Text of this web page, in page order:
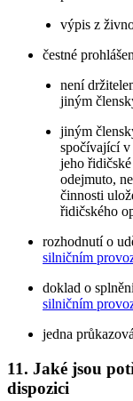
výpis z
čestné
není
jiným
jiným
spočívající v
jeho
odejmuto,
činnosti
řidičského
rozhodnutí o
silničním
doklad o
silničním
jedna
11. Jaké jsou
dispozici